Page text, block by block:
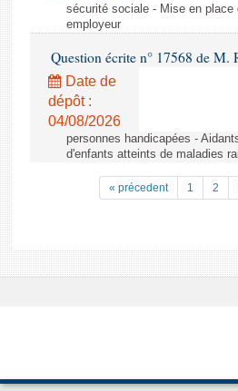
sécurité sociale - Mise en place
employeur
Question écrite n° 17568 de M.
Date de
dépôt :
04/08/2026
personnes handicapées -
d'enfants atteints de maladies
« précedent 1 2